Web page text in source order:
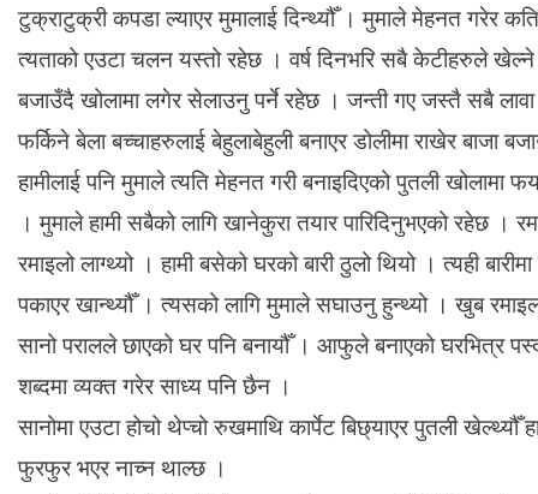
टुक्राटुक्री कपडा ल्याएर मुमालाई दिन्थ्यौँ । मुमाले मेहनत गरेर
त्यताको एउटा चलन यस्तो रहेछ । वर्ष दिनभरि सबै केटीहरुले खेल्ने
बजाउँदै खोलामा लगेर सेलाउनु पर्ने रहेछ । जन्ती गए जस्तै सबै
फर्किने बेला बच्चाहरुलाई बेहुलाबेहुली बनाएर डोलीमा राखेर
हामीलाई पनि मुमाले त्यति मेहनत गरी बनाइदिएको पुतली
। मुमाले हामी सबैको लागि खानेकुरा तयार पारिदिनुभएको रहेछ ।
रमाइलो लाग्थ्यो । हामी बसेको घरको बारी ठुलो थियो । त्यही
पकाएर खान्थ्यौँ । त्यसको लागि मुमाले सघाउनु हुन्थ्यो । खुब
सानो परालले छाएको घर पनि बनायौँ । आफुले बनाएको घरभित्र
शब्दमा व्यक्त गरेर साध्य पनि छैन ।
सानोमा एउटा होचो थेप्चो रुखमाथि कार्पेट बिछ्याएर पुतली
फुरफुर भएर नाच्न थाल्छ ।